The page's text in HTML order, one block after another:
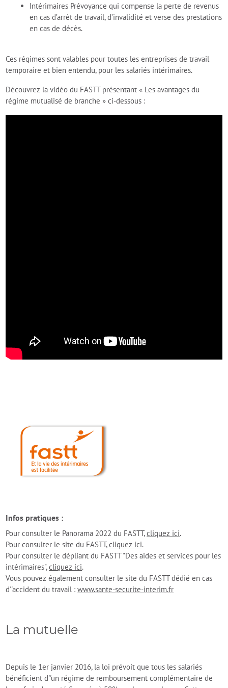
Intérimaires Prévoyance qui compense la perte de revenus
en cas d’arrêt de travail, d’invalidité et verse des prestations
en cas de décès.
Ces régimes sont valables pour toutes les entreprises de travail
temporaire et bien entendu, pour les salariés intérimaires.
Découvrez la vidéo du FASTT présentant « Les avantages du
régime mutualisé de branche » ci-dessous :
Infos pratiques :
Pour consulter le Panorama 2022 du FASTT,cliquez ici.
Pour consulter le site du FASTT,cliquez ici.
Pour consulter le dépliant du FASTT "Des aides et services pour les
intérimaires",cliquez ici.
Vous pouvez également consulter le site du FASTT dédié en cas
d''accident du travail :www.sante-securite-interim.fr
La mutuelle
Depuis le 1er janvier 2016, la loi prévoit que tous les salariés
bénéficient d''un régime de remboursement complémentaire de